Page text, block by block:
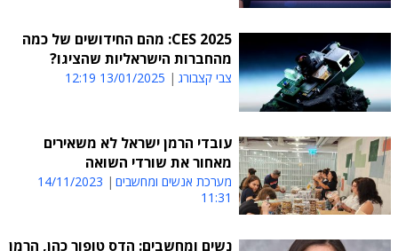
CES 2025: מהם החידושים של כמה
מהחברות הישראליות שהציגו?
צבי קצבורג 13/01/2025 12:19
עובדי הרמן ישראל לא משאירים
מאחור את שורדי השואה
מערכת אנשים ומחשבים
14/11/2023
11:31
נשים ומחשבים: הדס טופור כהן, הרמן